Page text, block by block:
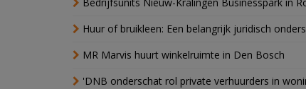
Huur of bruikleen: Een belangrijk juridisch
MR Marvis huurt winkelruimte in Den Bosch
'DNB onderschat rol private verhuurders in